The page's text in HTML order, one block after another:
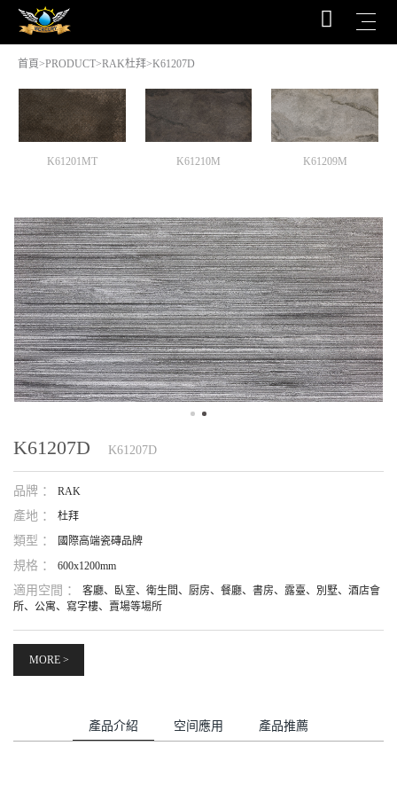
首頁>PRODUCT>RAK杜拜>K61207D
K61201MT K61210M K61209M
K61207D K61207D
品牌 ： RAK
產地 ： 杜拜
類型 ： 國際高端瓷磚品牌
規格 ： 600x1200mm
適用空間 ：
客廳、臥室、衛生間、厨房、餐廳、書房、露臺、別墅、酒店會
所、公寓、寫字樓、賣場等場所
MORE >
產品介紹 空间應用 產品推薦